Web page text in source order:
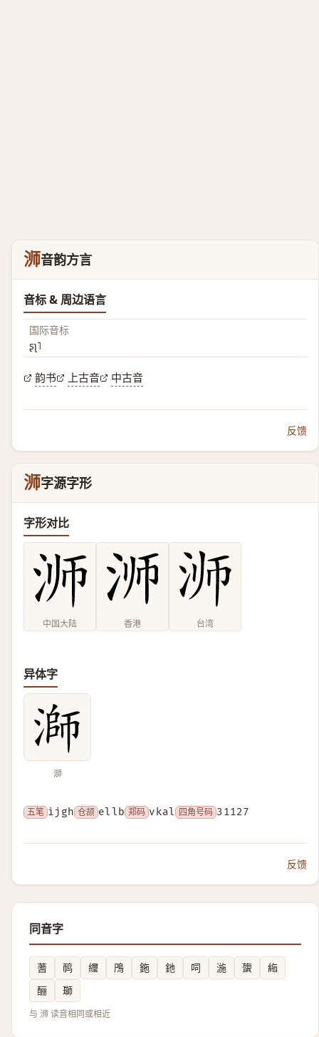
浉音韵方言
音标 & 周边语言
国际音标
ʂʅ˥
韵书 上古音 中古音
反馈
浉字源字形
字形对比
中国大陆 香港 台湾
异体字
溮
五笔 ijgh 仓颉 ellb 郑码 vkal 四角号码 31127
反馈
同音字
蓍 䴓 䌳 鳲 鉇 釶 呞 湤 䗐
絁
酾
瑡
与 浉 读音相同或相近